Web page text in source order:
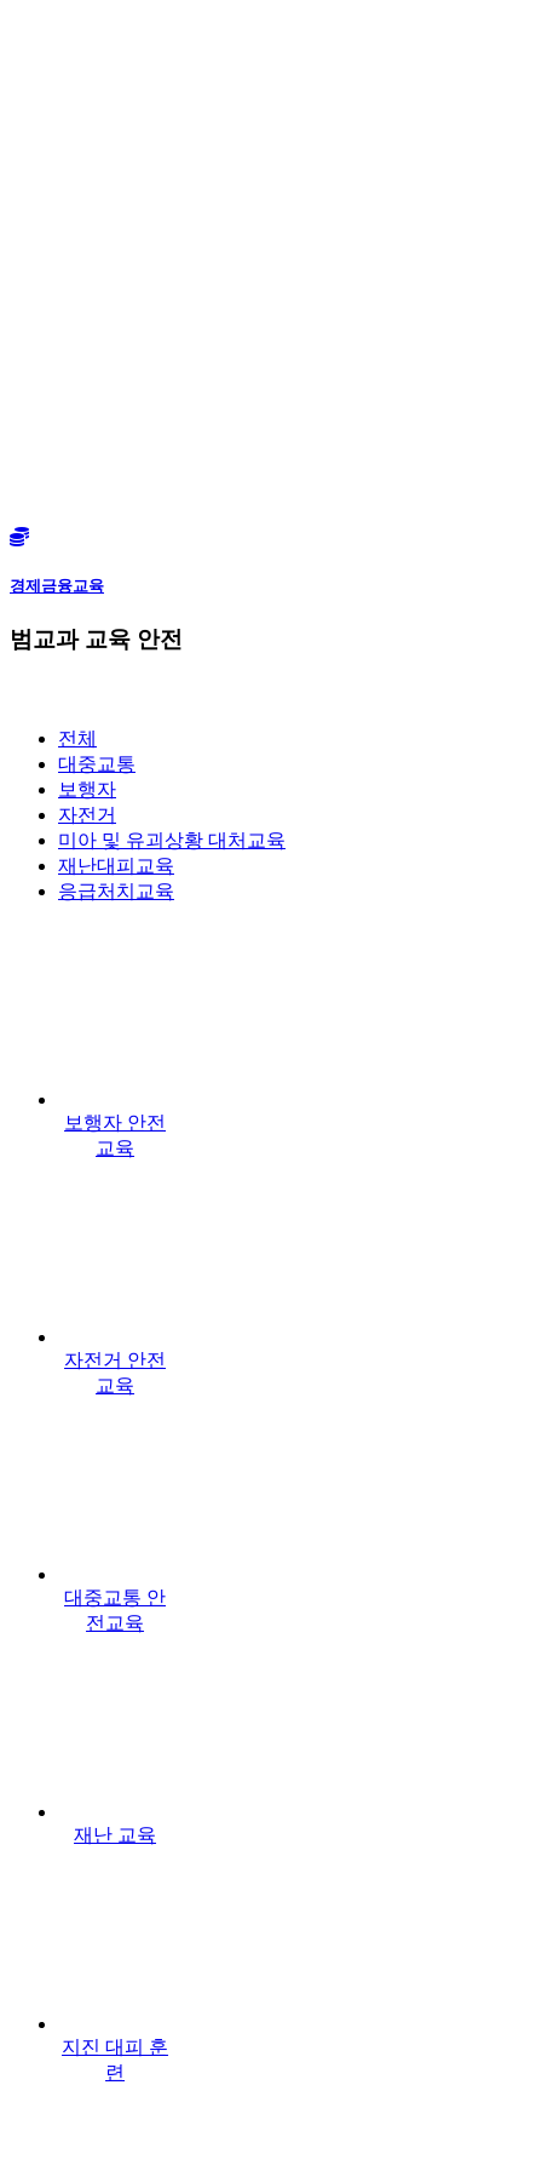
경제금융교육
범교과 교육 안전
전체
대중교통
보행자
자전거
미아 및 유괴상황 대처교육
재난대피교육
응급처치교육
보행자 안전
교육
자전거 안전
교육
대중교통 안
전교육
재난 교육
지진 대피 훈
련